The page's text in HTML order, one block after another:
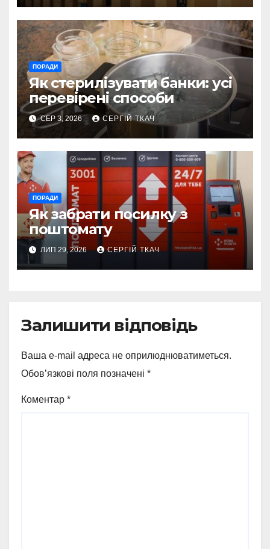
ПОРАДИ
Як стерилізувати банки: усі
перевірені способи
СЕР 3, 2026 СЕРГІЙ ТКАЧ
ПОРАДИ
Як забрати посилку з
поштомату
ЛИП 29, 2026 СЕРГІЙ ТКАЧ
Залишити відповідь
Ваша e-mail адреса не оприлюднюватиметься.
Обов’язкові поля позначені *
Коментар *